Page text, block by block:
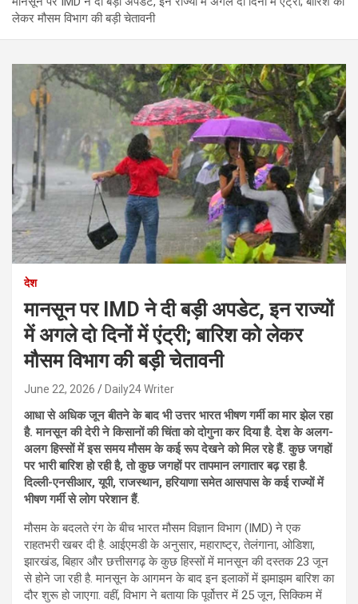
लेकर मौसम विभाग की बड़ी चेतावनी
देश
मानसून पर IMD ने दी बड़ी अपडेट, इन राज्यों
में अगले दो दिनों में एंट्री; बारिश को लेकर
मौसम विभाग की बड़ी चेतावनी
June 22, 2026 Daily24 Writer
आधा से अधिक जून बीतने के बाद भी उत्तर भारत भीषण गर्मी का मार झेल रहा
है. मानसून की देरी ने किसानों की चिंता को दोगुना कर दिया है. देश के अलग-
अलग हिस्सों में इस समय मौसम के कई रूप देखने को मिल रहे हैं. कुछ जगहों
पर भारी बारिश हो रही है, तो कुछ जगहों पर तापमान लगातार बढ़ रहा है.
दिल्ली-एनसीआर, यूपी, राजस्थान, हरियाणा समेत आसपास के कई राज्यों में
भीषण गर्मी से लोग परेशान हैं.
मौसम के बदलते रंग के बीच भारत मौसम विज्ञान विभाग (IMD) ने एक
राहतभरी खबर दी है. आईएमडी के अनुसार, महाराष्ट्र, तेलंगाना, ओडिशा,
झारखंड, बिहार और छत्तीसगढ़ के कुछ हिस्सों में मानसून की दस्तक 23 जून
से होने जा रही है. मानसून के आगमन के बाद इन इलाकों में झमाझम बारिश का
दौर शुरू हो जाएगा. वहीं, विभाग ने बताया कि पूर्वोत्तर में 25 जून, सिक्किम में